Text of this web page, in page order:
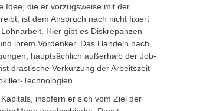
Idee, die er vorzugsweise mit der
ist dem Anspruch nach nicht fixiert
Hier gibt es Diskrepanzen
ihrem Vordenker. Das Handeln nach
hauptsächlich außerhalb der Job-
drastische Verkürzung der Arbeitszeit
Technologien.
insofern er sich vom Ziel der